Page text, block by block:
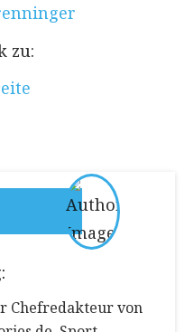
zu:
Chefredakteur von